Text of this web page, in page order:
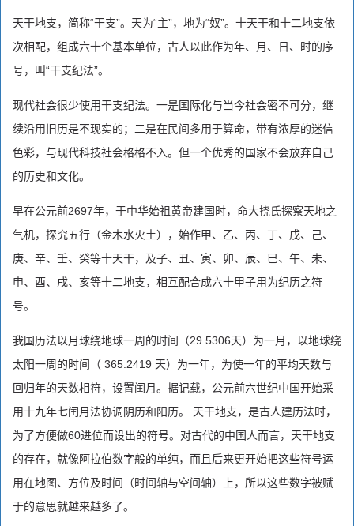
天干地支，简称“干支”。天为“主”，地为“奴”。十天干和十二地支依
次相配，组成六十个基本单位，古人以此作为年、月、日、时的序
号，叫“干支纪法”。
现代社会很少使用干支纪法。一是国际化与当今社会密不可分，继
续沿用旧历是不现实的；二是在民间多用于算命，带有浓厚的迷信
色彩，与现代科技社会格格不入。但一个优秀的国家不会放弃自己
的历史和文化。
早在公元前2697年，于中华始祖黄帝建国时，命大挠氏探察天地之
气机，探究五行（金木水火土），始作甲、乙、丙、丁、戊、己、
庚、辛、壬、癸等十天干，及子、丑、寅、卯、辰、巳、午、未、
申、酉、戌、亥等十二地支，相互配合成六十甲子用为纪历之符
号。
我国历法以月球绕地球一周的时间（29.5306天）为一月，以地球绕
太阳一周的时间（ 365.2419 天）为一年，为使一年的平均天数与
回归年的天数相符，设置闰月。据记载，公元前六世纪中国开始采
用十九年七闰月法协调阴历和阳历。 天干地支，是古人建历法时，
为了方便做60进位而设出的符号。对古代的中国人而言，天干地支
的存在，就像阿拉伯数字般的单纯，而且后来更开始把这些符号运
用在地图、方位及时间（时间轴与空间轴）上，所以这些数字被赋
于的意思就越来越多了。